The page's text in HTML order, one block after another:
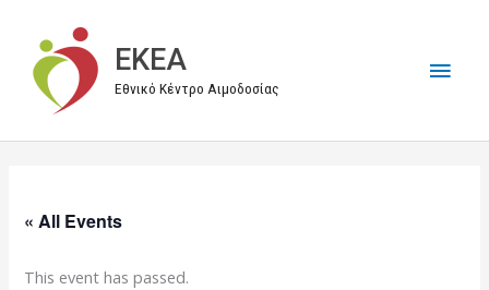
περιεχόμενο
EKEA
Εθνικό Κέντρο Αιμοδοσίας
« All Events
This event has passed.